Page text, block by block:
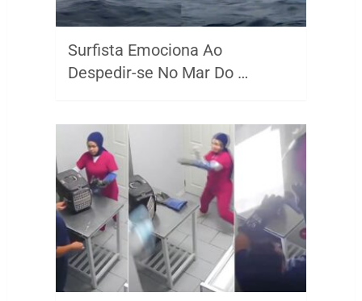
Surfista Emociona Ao
Despedir-se No Mar Do …